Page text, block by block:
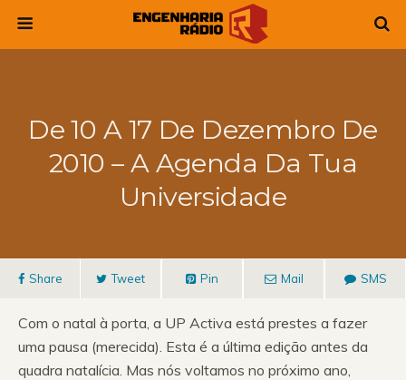
De 10 A 17 De Dezembro De
2010 – A Agenda Da Tua
Universidade
Share Tweet Pin Mail SMS
Com o natal à porta, a UP Activa está prestes a fazer
uma pausa (merecida). Esta é a última edição antes da
quadra natalícia. Mas nós voltamos no próximo ano,